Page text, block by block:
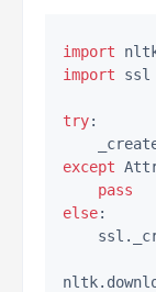
import
import ssl
try:
except
pass
else: